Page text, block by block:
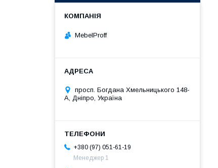
MebelProff
просп. Богдана Хмельницького 148-
А, Дніпро, Україна
+380 (97) 051-61-19
Менеджер 1